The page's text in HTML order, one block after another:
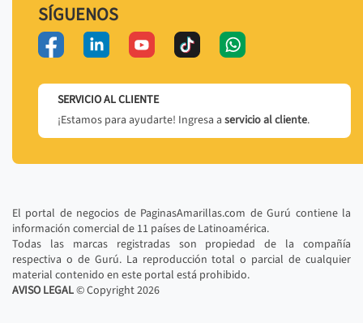
SÍGUENOS
SERVICIO AL CLIENTE
¡Estamos para ayudarte! Ingresa a servicio al cliente.
El portal de negocios de PaginasAmarillas.com de Gurú contiene la
información comercial de 11 países de Latinoamérica.
Todas las marcas registradas son propiedad de la compañía
respectiva o de Gurú. La reproducción total o parcial de cualquier
material contenido en este portal está prohibido.
AVISO LEGAL© Copyright2026